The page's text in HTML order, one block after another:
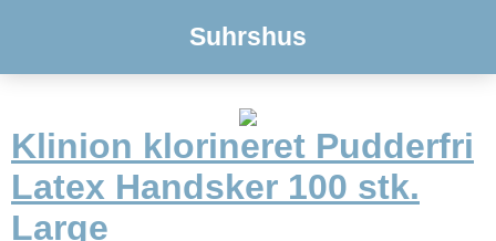
Suhrshus
Klinion klorineret Pudderfri
Latex Handsker 100 stk.
Large